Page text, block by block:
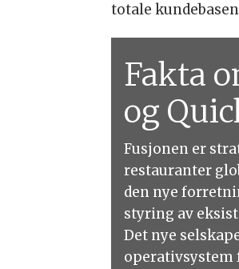
totale
Fakta
og
Fusjonen er
restauranter
den nye
styring av
Det nye
operativsystem